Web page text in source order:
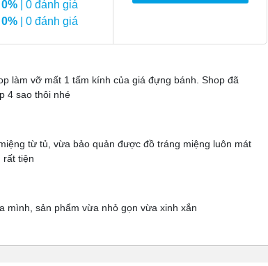
0% | 0 đánh giá
0% | 0 đánh giá
làm vỡ mất 1 tấm kính của giá đựng bánh. Shop đã
4 sao thôi nhé
từ tủ, vừa bảo quản được đồ tráng miệng luôn mát
rất tiện
mình, sản phẩm vừa nhỏ gọn vừa xinh xắn